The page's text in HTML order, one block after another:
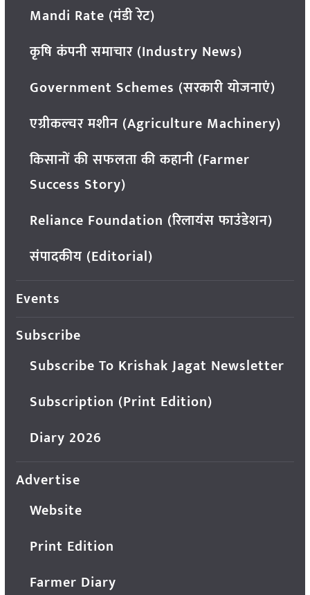
Mandi Rate (मंडी रेट)
कृषि कंपनी समाचार (Industry News)
Government Schemes (सरकारी योजनाएं)
एग्रीकल्चर मशीन (Agriculture Machinery)
किसानों की सफलता की कहानी (Farmer
Success Story)
Reliance Foundation (रिलायंस फाउंडेशन)
संपादकीय (Editorial)
Events
Subscribe
Subscribe To Krishak Jagat Newsletter
Subscription (Print Edition)
Diary 2026
Advertise
Website
Print Edition
Farmer Diary